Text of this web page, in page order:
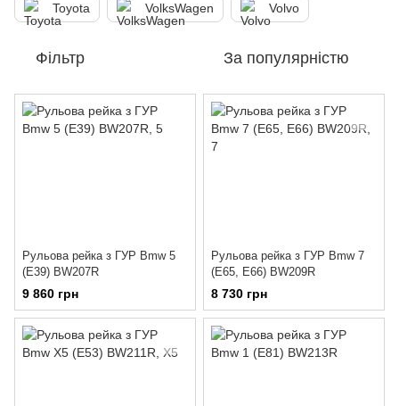
Toyota VolksWagen Volvo
Фільтр За популярністю
Рульова рейка з ГУР Bmw 5
(E39) BW207R
9 860 грн
Рульова рейка з ГУР Bmw 7
(E65, E66) BW209R
8 730 грн